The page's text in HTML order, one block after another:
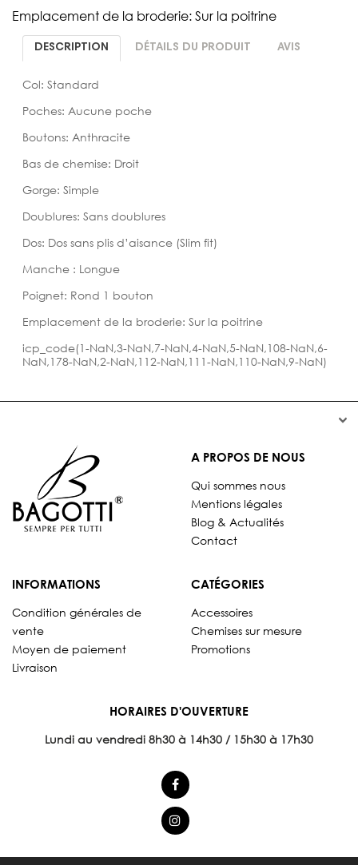
Emplacement de la broderie: Sur la poitrine
DESCRIPTION DÉTAILS DU PRODUIT AVIS
Col: Standard
Poches: Aucune poche
Boutons: Anthracite
Bas de chemise: Droit
Gorge: Simple
Doublures: Sans doublures
Dos: Dos sans plis d’aisance (Slim fit)
Manche : Longue
Poignet: Rond 1 bouton
Emplacement de la broderie: Sur la poitrine
icp_code(1-NaN,3-NaN,7-NaN,4-NaN,5-NaN,108-NaN,6-
NaN,178-NaN,2-NaN,112-NaN,111-NaN,110-NaN,9-NaN)


A PROPOS DE NOUS
Qui sommes nous
Mentions légales
Blog & Actualités
Contact
INFORMATIONS
Condition générales de
vente
Moyen de paiement
Livraison
CATÉGORIES
Accessoires
Chemises sur mesure
Promotions
HORAIRES D'OUVERTURE
Lundi au vendredi 8h30 à 14h30 / 15h30 à 17h30